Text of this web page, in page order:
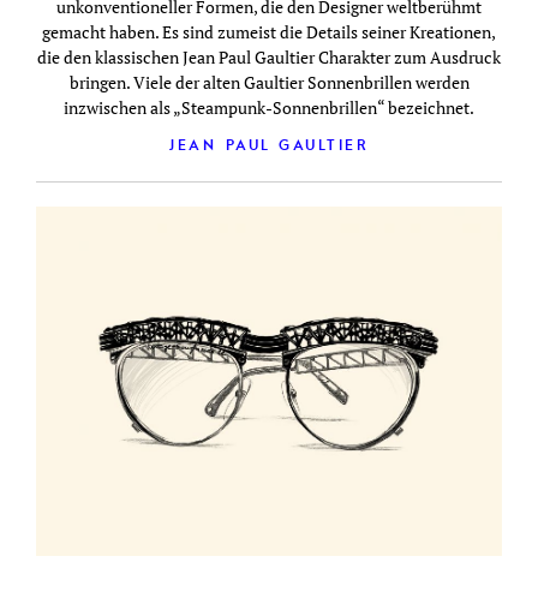
unkonventioneller Formen, die den Designer weltberühmt
gemacht haben. Es sind zumeist die Details seiner Kreationen,
die den klassischen Jean Paul Gaultier Charakter zum Ausdruck
bringen. Viele der alten Gaultier Sonnenbrillen werden
inzwischen als „Steampunk-Sonnenbrillen“ bezeichnet.
JEAN PAUL GAULTIER